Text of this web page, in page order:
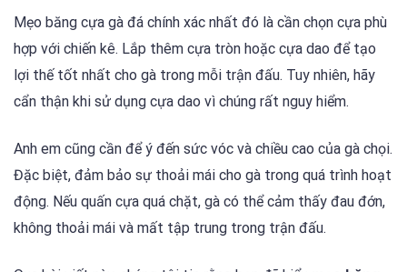
Mẹo băng cựa gà đá chính xác nhất đó là cần chọn cựa phù
hợp với chiến kê. Lắp thêm cựa tròn hoặc cựa dao để tạo
lợi thế tốt nhất cho gà trong mỗi trận đấu. Tuy nhiên, hãy
cẩn thận khi sử dụng cựa dao vì chúng rất nguy hiểm.
Anh em cũng cần để ý đến sức vóc và chiều cao của gà chọi.
Đặc biệt, đảm bảo sự thoải mái cho gà trong quá trình hoạt
động. Nếu quấn cựa quá chặt, gà có thể cảm thấy đau đớn,
không thoải mái và mất tập trung trong trận đấu.